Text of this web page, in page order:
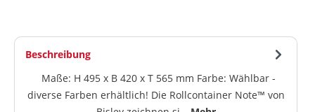
Beschreibung
Maße: H 495 x B 420 x T 565 mm Farbe: Wählbar -
diverse Farben erhältlich! Die Rollcontainer Note™ von